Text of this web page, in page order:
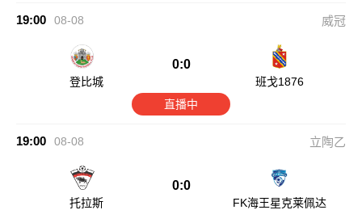
19:00 08-08 威冠
登比城
0:0
班戈1876
直播中
19:00 08-08 立陶乙
托拉斯
0:0
FK海王星克莱佩达